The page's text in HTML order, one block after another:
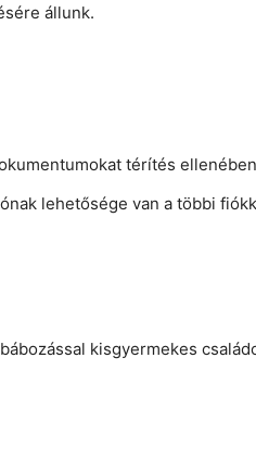
állunk.
térítés
lehetősége van a többi
kisgyermekes